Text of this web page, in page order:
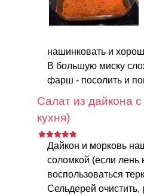
нашинковать и
В большую миску
фарш - посолить и
Салат из дайкона
кухня)
Дайкон и морковь
соломкой (если лень
воспользоваться
Сельдерей очистить,